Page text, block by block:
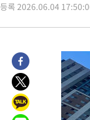
2시간 전 >이군이 불법 군
3시간 전 >[속보]美중부
론 누출”
4시간 전 >
‘축구의 신’
-31421초 전 >
AT마드
-30051초 전 >
[속보]與
44.40%
-29385초 전 >
與 강원
등록 2026.06.04